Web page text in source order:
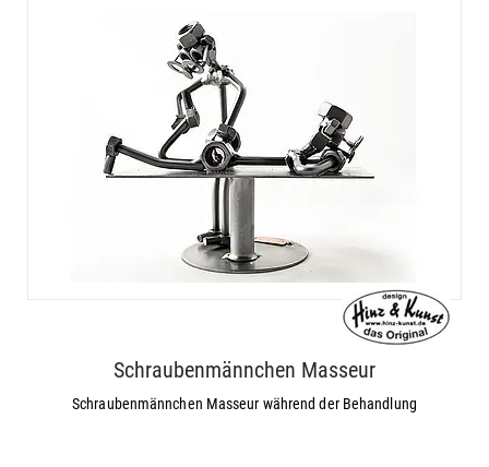
Schraubenmännchen Masseur
Schraubenmännchen Masseur während der Behandlung